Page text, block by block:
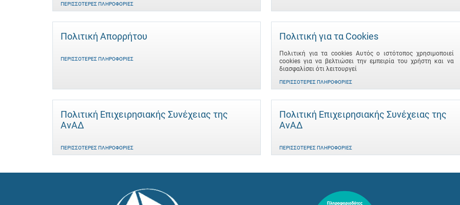
ΠΕΡΙΣΣΌΤΕΡΕΣ ΠΛΗΡΟΦΟΡΊΕΣ
Πολιτική Απορρήτου
ΠΕΡΙΣΣΌΤΕΡΕΣ ΠΛΗΡΟΦΟΡΊΕΣ
Πολιτική για τα Cookies
Πολιτική για τα cookies Αυτός ο ιστότοπος χρησιμοποιεί
cookies για να βελτιώσει την εμπειρία του χρήστη και να
διασφαλίσει ότι λειτουργεί
ΠΕΡΙΣΣΌΤΕΡΕΣ ΠΛΗΡΟΦΟΡΊΕΣ
Πολιτική Επιχειρησιακής Συνέχειας της
ΑνΑΔ
ΠΕΡΙΣΣΌΤΕΡΕΣ ΠΛΗΡΟΦΟΡΊΕΣ
Πολιτική Επιχειρησιακής Συνέχειας της
ΑνΑΔ
ΠΕΡΙΣΣΌΤΕΡΕΣ ΠΛΗΡΟΦΟΡΊΕΣ